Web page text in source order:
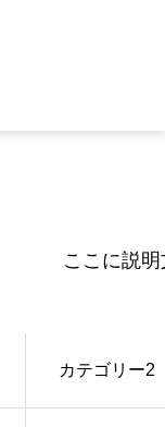
ここに説
カテゴリー2